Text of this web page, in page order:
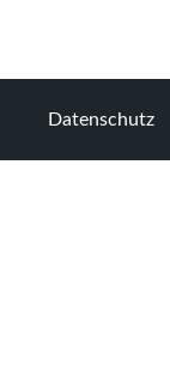
Datenschutz